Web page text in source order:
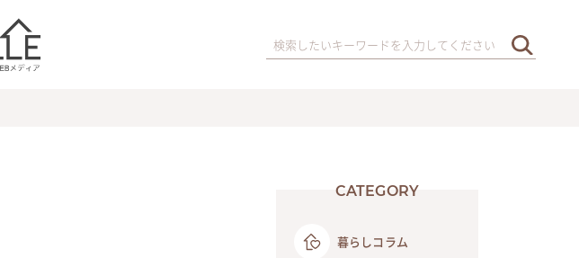
CATEGORY
暮らしコラム